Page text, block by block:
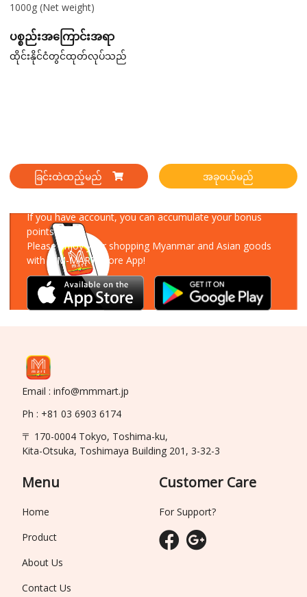
1000g (Net weight)
ပစ္စည်းအကြောင်းအရာ
ထိုင်းနိုင်ငံတွင်ထုတ်လုပ်သည်
ခြင်းထဲထည့်မည် အခုဝယ်မည်
If you have account, you can accumulate your bonus
points!
Please enjoy your shopping Myanmar and Asian goods
with MM-MART Store App!
Email : info@mmmart.jp
Ph : +81 03 6903 6174
〒 170-0004 Tokyo, Toshima-ku,
Kita-Otsuka, Toshimaya Building 201, 3-32-3
Menu
Home
Product
About Us
Contact Us
Customer Care
For Support?